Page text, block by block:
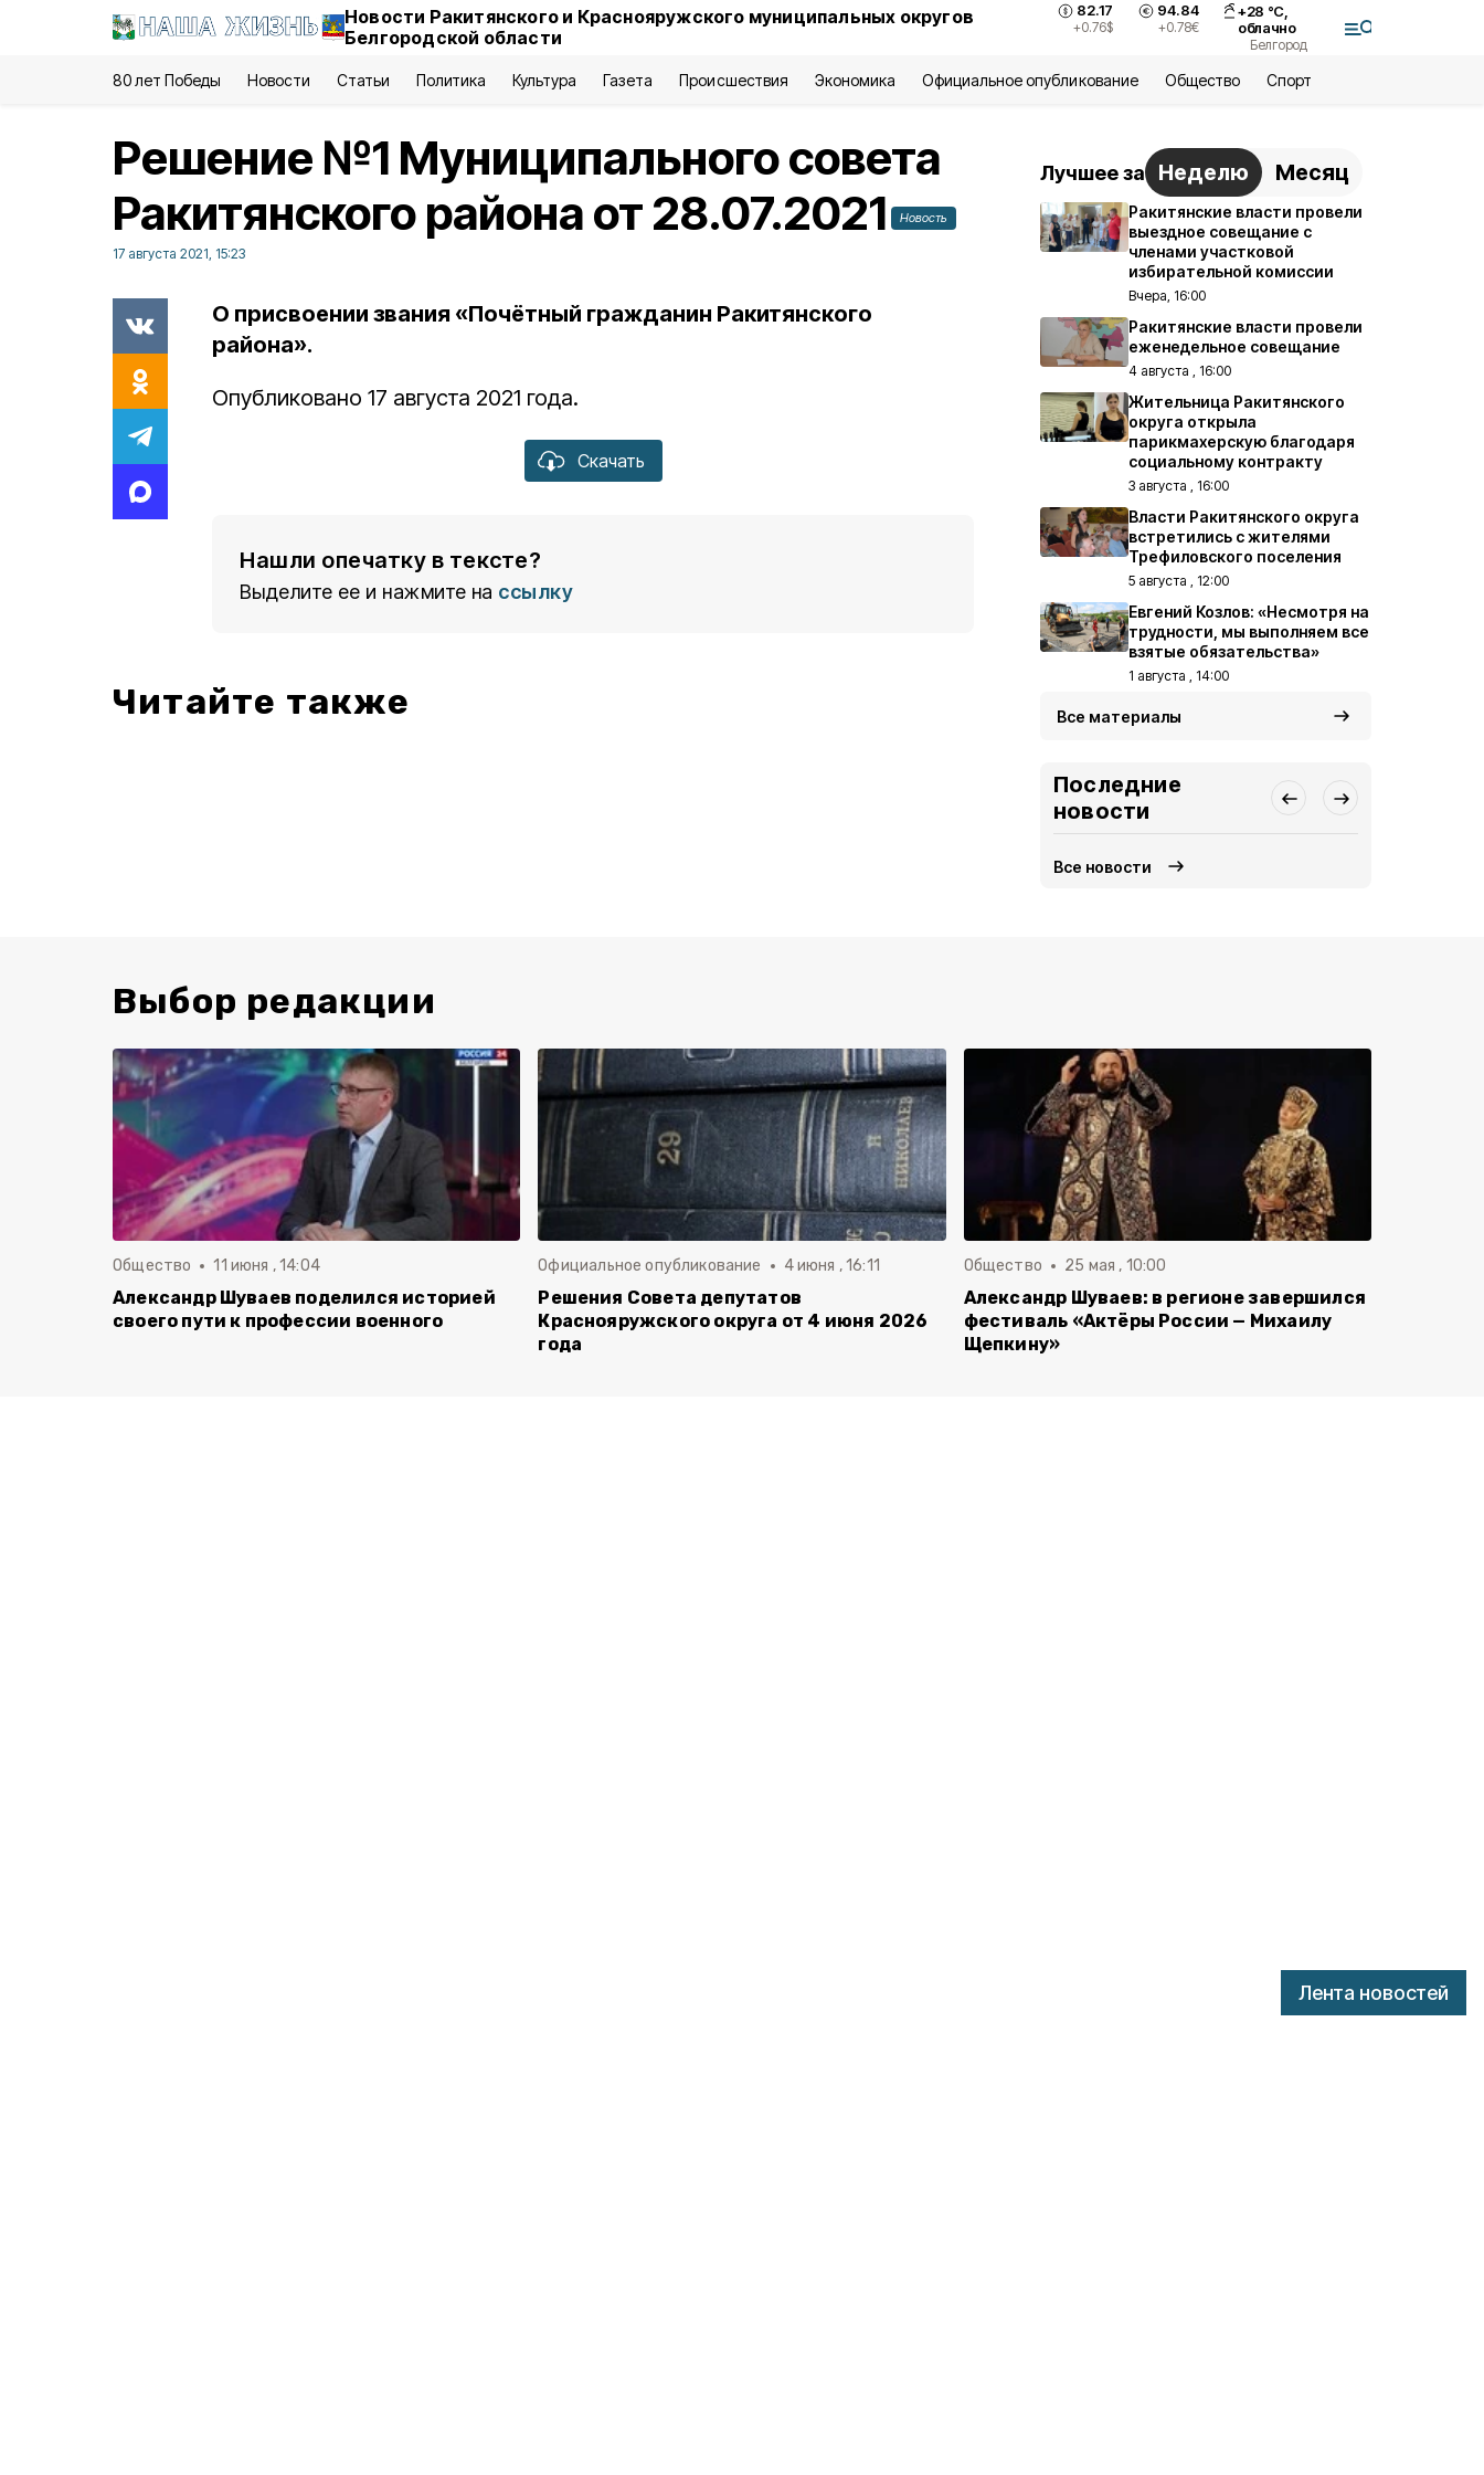
Новости Ракитянского и Краснояружского муниципальных округов
Белгородской области
82.17
+0.76$
94.84
+0.78€
+28 °С,
облачно
Белгород
80 лет Победы Новости Статьи Политика Культура Газета Происшествия Экономика Официальное опубликование Общество Спорт
Лента новостей
Решение №1 Муниципального совета
Ракитянского района от 28.07.2021
Новость
17 августа 2021, 15:23
О присвоении звания «Почётный гражданин Ракитянского
района».
Опубликовано 17 августа 2021 года.
Скачать
Нашли опечатку в тексте?
Выделите ее и нажмите на ссылку
Читайте также
Лучшее за Неделю Месяц
Ракитянские власти провели
выездное совещание с
членами участковой
избирательной комиссии
Вчера, 16:00
Ракитянские власти провели
еженедельное совещание
4 августа , 16:00
Жительница Ракитянского
округа открыла
парикмахерскую благодаря
социальному контракту
3 августа , 16:00
Власти Ракитянского округа
встретились с жителями
Трефиловского поселения
5 августа , 12:00
Евгений Козлов: «Несмотря на
трудности, мы выполняем все
взятые обязательства»
1 августа , 14:00
Все материалы
Последние
новости
Все новости
Выбор редакции
Общество 11 июня , 14:04
Александр Шуваев поделился историей
своего пути к профессии военного
Официальное опубликование 4 июня , 16:11
Решения Совета депутатов
Краснояружского округа от 4 июня 2026
года
Общество 25 мая , 10:00
Александр Шуваев: в регионе завершился
фестиваль «Актёры России — Михаилу
Щепкину»